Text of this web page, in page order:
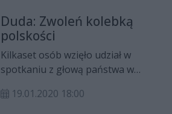
Duda: Zwoleń kolebką
polskości
Kilkaset osób wzięło udział w
spotkaniu z głową państwa w
odniósł się on do historii tego
19.01.2020 18:00